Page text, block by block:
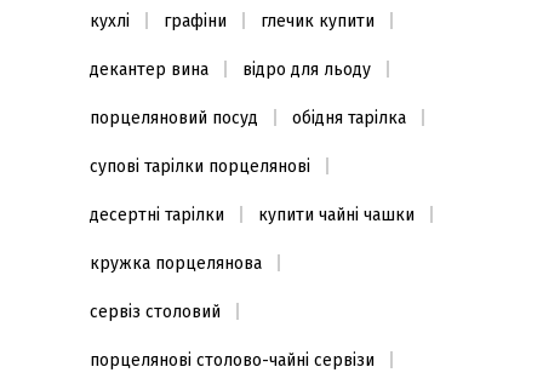
кухлі графіни глечик купити
декантер вина відро для льоду
порцеляновий посуд обідня тарілка
супові тарілки порцелянові
десертні тарілки купити чайні чашки
кружка порцелянова
сервіз столовий
порцелянові столово-чайні сервізи